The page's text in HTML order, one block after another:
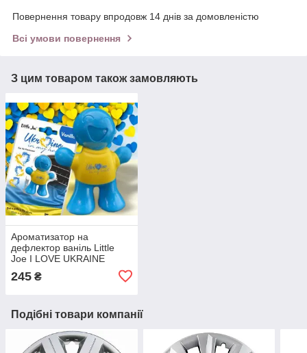
Повернення товару впродовж 14 днів за домовленістю
Всі умови повернення
З цим товаром також замовляють
Ароматизатор на
дефлектор ваніль Little
Joe I LOVE UKRAINE
245 ₴
Подібні товари компанії